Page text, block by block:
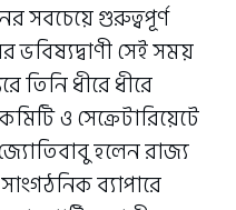
সবচেয়ে গুরুত্বপূর্ণ
ভবিষ্যদ্বাণী সেই সময়
তিনি ধীরে ধীরে
ও সেক্রেটারিয়েটে
হলেন রাজ্য
ব্যাপারে